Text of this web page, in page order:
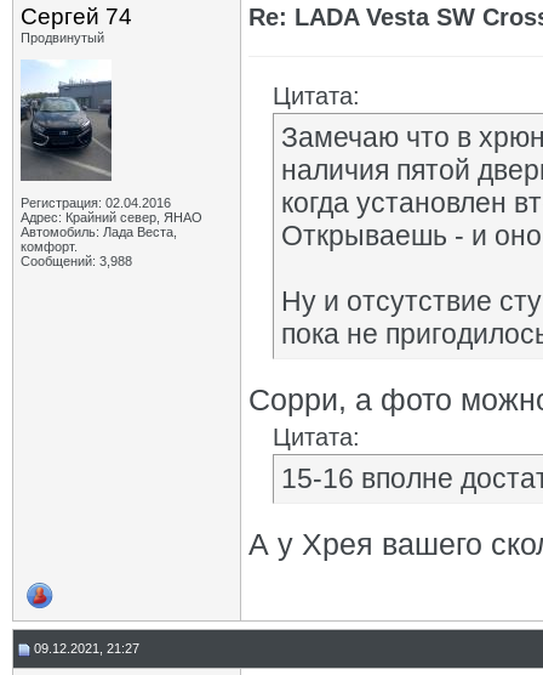
Сергей 74
Продвинутый
Регистрация: 02.04.2016
Адрес: Крайний север, ЯНАО
Автомобиль: Лада Веста,
комфорт.
Сообщений: 3,988
Re: LADA Vesta SW
Цитата:
Замечаю что в
наличия пятой
когда установлен
Открываешь - и
Ну и отсутствие
пока не
Сорри, а фото
Цитата:
15-16 вполне
А у Хрея вашего
09.12.2021, 21:27